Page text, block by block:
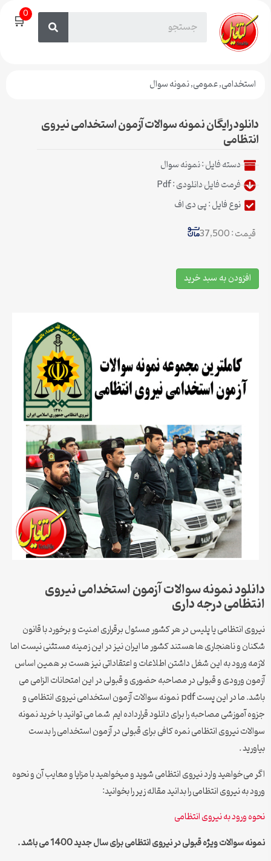
🛒0
استخدامی,عمومی,نمونه سوال
دانلود رایگان نمونه سوالات آزمون استخدامی نیروی
انتظامی
دسته فایل :نمونه سوال
فرمت فایل دانلودی : Pdf
نوع فایل : پی دی اف
قیمت : 37,500
افزودن به سبد خرید
دانلود نمونه سوالات آزمون استخدامی نیروی
انتظامی درجه داری
نیروی انتظامی یا پلیس در هر کشور مسئول برقراری امنیت و برخورد با قانون
شکنان و ناهنجاری ها هستند کشور ما ایران نیز در این زمینه مستثنی نیست اما
لازمه ورود به این شغل داشتن اطلاعات و اعتقاداتی نیز هست بر همین اساس
آزمون ورودی و قبولی در مصاحبه حضوری و قبولی در این امتحانات الزامی می
باشد. ما در این پست pdf نمونه سوالات آزمون استخدامی نیروی انتظامی و
جزوه آموزشی مصاحبه را برای دانلود قرارداده ایم شما می توانید با خرید نمونه
سوالات نیروی انتظامی نمره کافی برای قبولی در آزمون استخدامی را بدست
بیاورید .
اگر می‌خواهید وارد نیروی انتظامی شوید و میخواهید با مزایا و معایب آن و نحوه
ورود به نیروی انتظامی را بدانید مقاله زیر را بخوانید:
نحوه ورود به نیروی انتظامی
نمونه سوالات ویژه قبولی در نیروی انتظامی برای سال جدید 1400 می باشد .